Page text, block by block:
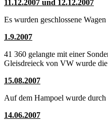
11.12.2007 und 12.12.2007
Es wurden geschlossene
1.9.2007
41 360 gelangte mit einer
Gleisdreieck von VW wurde
15.08.2007
Auf dem Hampoel wurde
14.06.2007